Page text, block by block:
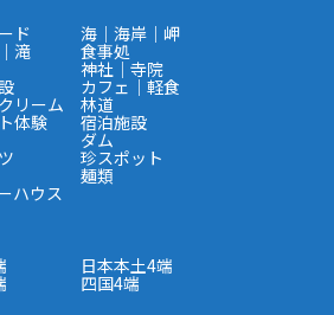
ド 海｜海岸｜岬
滝 食事処
神社｜寺院
カフェ｜軽食
リーム 林道
体験 宿泊施設
ダム
珍スポット
麺類
ハウス
日本本土4端
四国4端